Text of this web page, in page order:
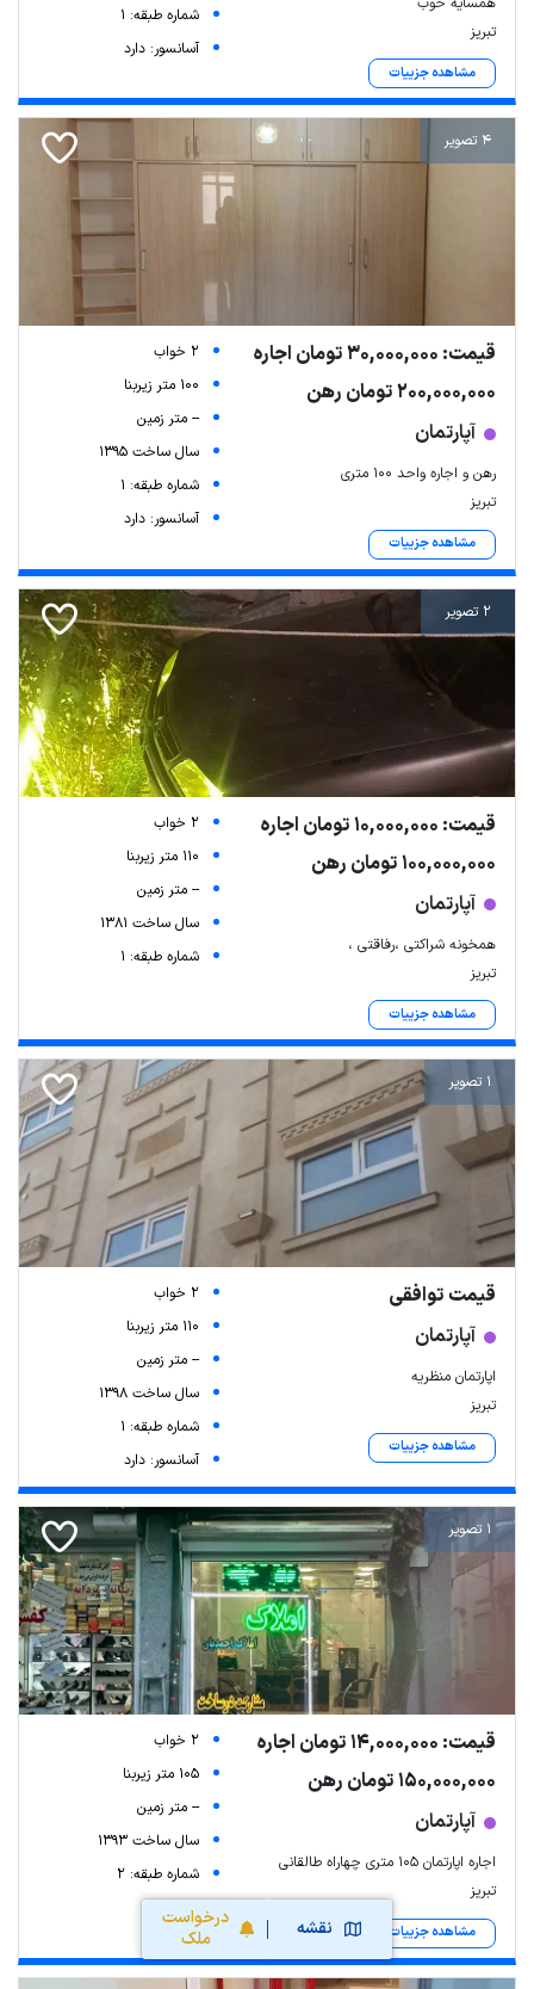
نقشه
درخواست
ملک
تبریز
مشاهده جزییات
شماره طبقه: 1
آسانسور: دارد
4 تصویر
قیمت: 30,000,000 تومان اجاره
200,000,000 تومان رهن
آپارتمان
رهن و اجاره واحد ۱۰۰ متری
تبریز
مشاهده جزییات
2 خواب
100 متر زیربنا
-- متر زمین
سال ساخت 1395
شماره طبقه: 1
آسانسور: دارد
2 تصویر
قیمت: 10,000,000 تومان اجاره
100,000,000 تومان رهن
آپارتمان
همخونه شراکتی ،رفاقتی ،
تبریز
مشاهده جزییات
2 خواب
110 متر زیربنا
-- متر زمین
سال ساخت 1381
شماره طبقه: 1
1 تصویر
قیمت توافقی
آپارتمان
اپارتمان منظریه
تبریز
مشاهده جزییات
2 خواب
110 متر زیربنا
-- متر زمین
سال ساخت 1398
شماره طبقه: 1
آسانسور: دارد
1 تصویر
قیمت: 14,000,000 تومان اجاره
150,000,000 تومان رهن
آپارتمان
اجاره اپارتمان ۱۰۵ متری چهاراه طالقانی
تبریز
مشاهده جزییات
2 خواب
105 متر زیربنا
-- متر زمین
سال ساخت 1393
شماره طبقه: 2